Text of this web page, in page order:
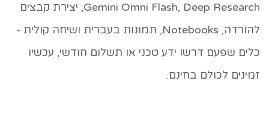
Gemini Omni Flash, Deep Research, יצירת קבצים
להורדה, Notebooks, תמונות בעברית ושיחה קולית -
כלים שפעם דרשו ידע טכני או תשלום חודשי, עכשיו
זמינים לכולם בחינם.